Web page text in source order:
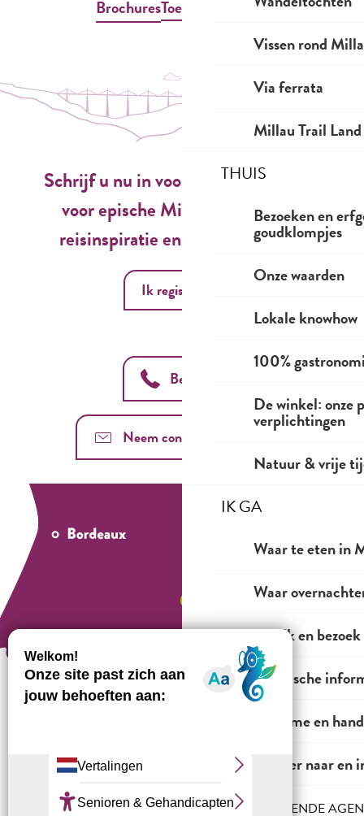
HET INKOMENDE
Vissen rond
Via ferrata
Millau Trail Land
THUIS
Bezoeken en
goudklompjes
Onze waarden
Lokale knowhow
100%
De winkel: onze
verplichtingen
Natuur & vrije
IK GA
Waar te eten in
Waar
Bekijk en bezoek
Praktische
Toerisme en
Vervoer naar
BrochuresToegankelijkheid
Schrijf u nu in voor onze nieuwsbrief
voor epische Millau-ervaringen,
reisinspiratie en seizoensideeën!
Ik registreer
Bel ons
Neem contact met ons op